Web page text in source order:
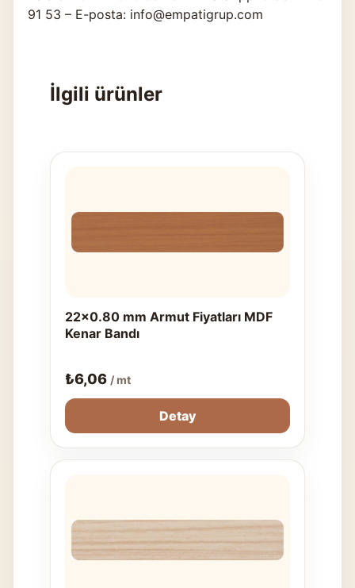
91 53 – E-posta: info@empatigrup.com
İlgili ürünler
22x0.80 mm Armut Fiyatları MDF
Kenar Bandı
₺6,06 / mt
Detay